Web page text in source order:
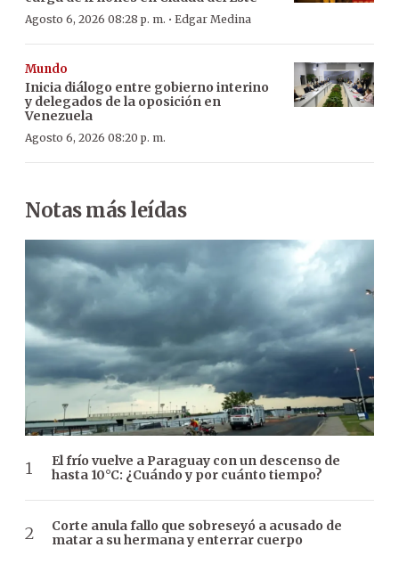
Agosto 6, 2026 08:28 p. m. · Edgar Medina
Mundo
Inicia diálogo entre gobierno interino
y delegados de la oposición en
Venezuela
Agosto 6, 2026 08:20 p. m.
Notas más leídas
El frío vuelve a Paraguay con un descenso de
hasta 10°C: ¿Cuándo y por cuánto tiempo?
Corte anula fallo que sobreseyó a acusado de
matar a su hermana y enterrar cuerpo